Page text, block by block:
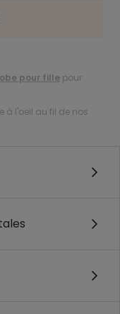
pour fille pour
à l'oeil au fil de nos